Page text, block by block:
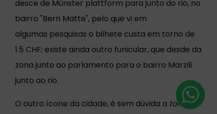
desce de Münster plattform para junto do rio, no
bairro "Bern Matte", pelo que vi em
algumas pesquisas o bilhete custa em torno de
1.5 CHF; existe ainda outro funicular, que desde da
zona junto ao parlamento para o bairro Marzili
junto ao rio.
O outro ícone da cidade, é sem dúvida a torre do